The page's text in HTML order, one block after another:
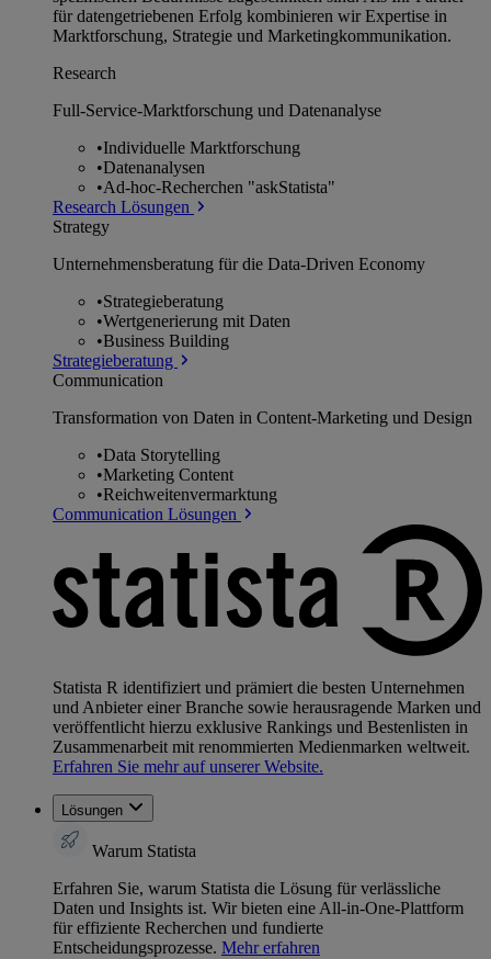
für datengetriebenen Erfolg kombinieren wir Expertise in
Marktforschung, Strategie und Marketingkommunikation.
Research
Full-Service-Marktforschung und Datenanalyse
•Individuelle Marktforschung
•Datenanalysen
•Ad-hoc-Recherchen "askStatista"
Research Lösungen
Strategy
Unternehmens­beratung für die Data-Driven Economy
•Strategieberatung
•Wertgenerierung mit Daten
•Business Building
Strategieberatung
Communication
Transformation von Daten in Content-Marketing und Design
•Data Storytelling
•Marketing Content
•Reichweitenvermarktung
Communication Lösungen
Statista R identifiziert und prämiert die besten Unternehmen
und Anbieter einer Branche sowie herausragende Marken und
veröffentlicht hierzu exklusive Rankings und Bestenlisten in
Zusammenarbeit mit renommierten Medienmarken weltweit.
Erfahren Sie mehr auf unserer Website.
Lösungen
Warum Statista
Erfahren Sie, warum Statista die Lösung für verlässliche
Daten und Insights ist. Wir bieten eine All-in-One-Plattform
für effiziente Recherchen und fundierte
Entscheidungsprozesse. Mehr erfahren